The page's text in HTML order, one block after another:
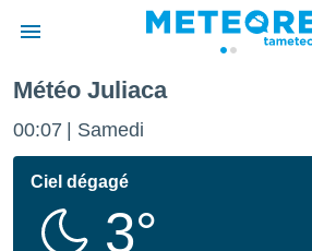
de
Météo Juliaca
00:07 Samedi
Ciel dégagé
3°